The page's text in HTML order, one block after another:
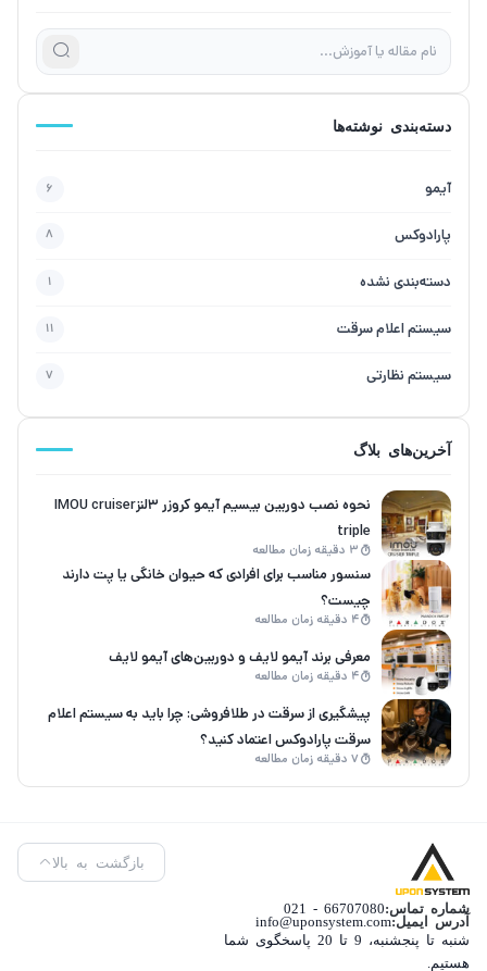
دسته‌بندی نوشته‌ها
آیمو 6
پارادوکس 8
دسته‌بندی نشده 1
سیستم اعلام سرقت 11
سیستم نظارتی 7
آخرین‌های بلاگ
نحوه نصب دوربین بیسیم آیمو کروزر 3لنزIMOU cruiser
triple
3 دقیقه زمان مطالعه
سنسور مناسب برای افرادی که حیوان خانگی یا پت دارند
چیست؟
4 دقیقه زمان مطالعه
معرفی برند آیمو لایف و دوربین‌های آیمو لایف
4 دقیقه زمان مطالعه
پیشگیری از سرقت در طلافروشی: چرا باید به سیستم اعلام
سرقت پارادوکس اعتماد کنید؟
7 دقیقه زمان مطالعه
شماره تماس:66707080 - 021
آدرس ایمیل:info@uponsystem.com
شنبه تا پنجشنبه، 9 تا 20 پاسخگوی شما
هستیم.
بازگشت به بالا